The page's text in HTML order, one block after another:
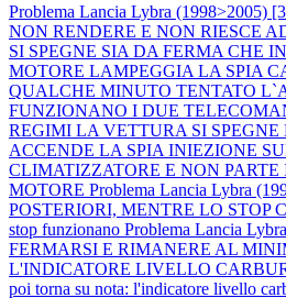
Problema Lancia Lybra
NON RENDERE E NON RIESCE
SI SPEGNE SIA DA FERMA CHE
MOTORE LAMPEGGIA LA SPIA
QUALCHE MINUTO TENTATO
FUNZIONANO I DUE
REGIMI LA VETTURA SI SPEGNE
ACCENDE LA SPIA INIEZIONE
CLIMATIZZATORE E NON PARTE
MOTORE Problema Lancia Lybra
POSTERIORI, MENTRE LO STOP
stop funzionano Problema Lancia
FERMARSI E RIMANERE AL
L'INDICATORE LIVELLO
poi torna su nota: l'indicatore livello